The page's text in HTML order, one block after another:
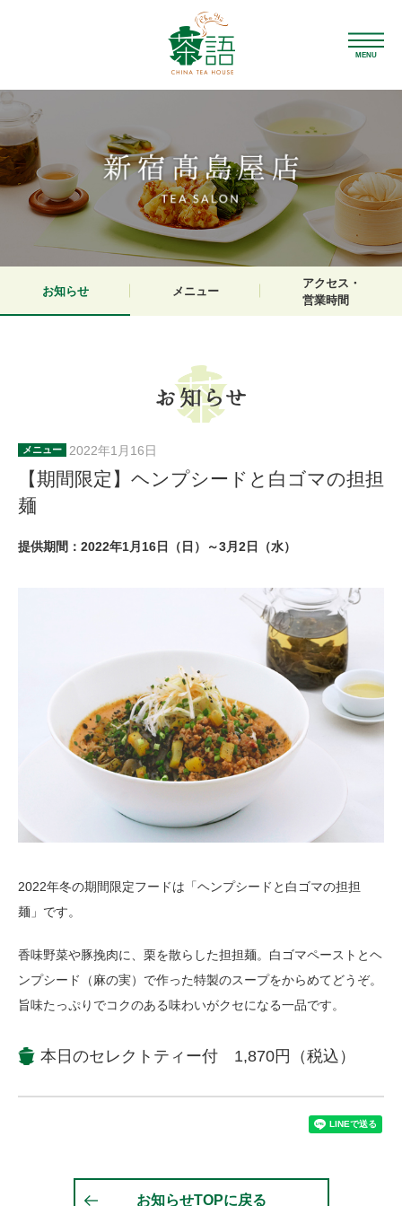
MENU
お知らせ メニュー
アクセス・
営業時間
メニュー 2022年1月16日
【期間限定】ヘンプシードと白ゴマの担担
麺
提供期間：2022年1月16日（日）～3月2日（水）
2022年冬の期間限定フードは「ヘンプシードと白ゴマの担担
麺」です。
香味野菜や豚挽肉に、栗を散らした担担麺。白ゴマペーストとヘ
ンプシード（麻の実）で作った特製のスープをからめてどうぞ。
旨味たっぷりでコクのある味わいがクセになる一品です。
本日のセレクトティー付 1,870円（税込）
お知らせTOPに戻る